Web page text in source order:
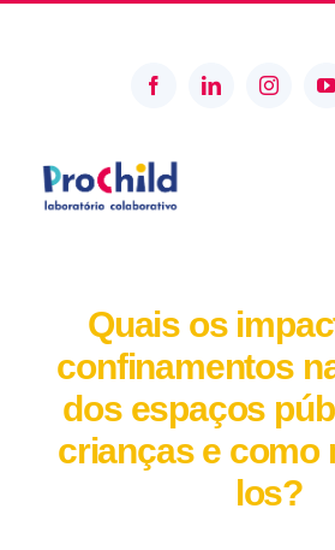
FacebookLinkedInInstagram
Quais os
confinamentos
dos espaços
crianças e como
los?